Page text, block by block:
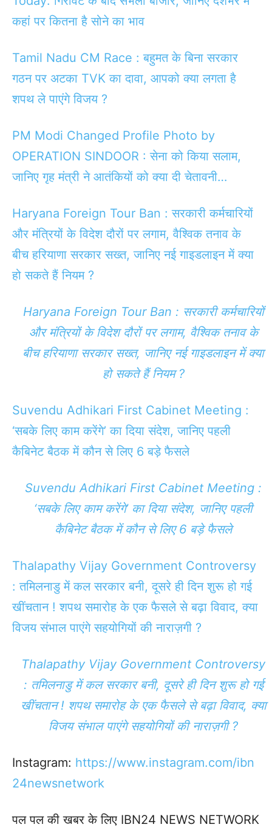
कहां पर कितना है सोने का भाव
Tamil Nadu CM Race : बहुमत के बिना सरकार
गठन पर अटका TVK का दावा, आपको क्या लगता है
शपथ ले पाएंगे विजय ?
PM Modi Changed Profile Photo by
OPERATION SINDOOR : सेना को किया सलाम,
जानिए गृह मंत्री ने आतंकियों को क्या दी चेतावनी…
Haryana Foreign Tour Ban : सरकारी कर्मचारियों
और मंत्रियों के विदेश दौरों पर लगाम, वैश्विक तनाव के
बीच हरियाणा सरकार सख्त, जानिए नई गाइडलाइन में क्या
हो सकते हैं नियम ?
Haryana Foreign Tour Ban : सरकारी कर्मचारियों
और मंत्रियों के विदेश दौरों पर लगाम, वैश्विक तनाव के
बीच हरियाणा सरकार सख्त, जानिए नई गाइडलाइन में क्या
हो सकते हैं नियम ?
Suvendu Adhikari First Cabinet Meeting :
‘सबके लिए काम करेंगे’ का दिया संदेश, जानिए पहली
कैबिनेट बैठक में कौन से लिए 6 बड़े फैसले
Suvendu Adhikari First Cabinet Meeting :
‘सबके लिए काम करेंगे’ का दिया संदेश, जानिए पहली
कैबिनेट बैठक में कौन से लिए 6 बड़े फैसले
Thalapathy Vijay Government Controversy
: तमिलनाडु में कल सरकार बनी, दूसरे ही दिन शुरू हो गई
खींचतान ! शपथ समारोह के एक फैसले से बढ़ा विवाद, क्या
विजय संभाल पाएंगे सहयोगियों की नाराज़गी ?
Thalapathy Vijay Government Controversy
: तमिलनाडु में कल सरकार बनी, दूसरे ही दिन शुरू हो गई
खींचतान ! शपथ समारोह के एक फैसले से बढ़ा विवाद, क्या
विजय संभाल पाएंगे सहयोगियों की नाराज़गी ?
Instagram: https://www.instagram.com/ibn
24newsnetwork
पल पल की खबर के लिए IBN24 NEWS NETWORK